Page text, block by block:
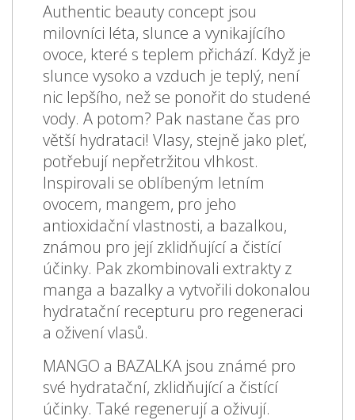
Authentic beauty concept jsou
milovníci léta, slunce a vynikajícího
ovoce, které s teplem přichází. Když je
slunce vysoko a vzduch je teplý, není
nic lepšího, než se ponořit do studené
vody. A potom? Pak nastane čas pro
větší hydrataci! Vlasy, stejně jako pleť,
potřebují nepřetržitou vlhkost.
Inspirovali se oblíbeným letním
ovocem, mangem, pro jeho
antioxidační vlastnosti, a bazalkou,
známou pro její zklidňující a čistící
účinky. Pak zkombinovali extrakty z
manga a bazalky a vytvořili dokonalou
hydratační recepturu pro regeneraci
a oživení vlasů.
MANGO a BAZALKA jsou známé pro
své hydratační, zklidňující a čistící
účinky. Také regenerují a oživují.